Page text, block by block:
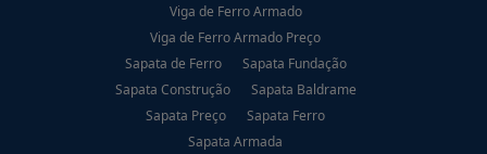
Viga de Ferro Armado
Viga de Ferro Armado Preço
Sapata de Ferro
Sapata Fundação
Sapata Construção
Sapata Baldrame
Sapata Preço
Sapata Ferro
Sapata Armada